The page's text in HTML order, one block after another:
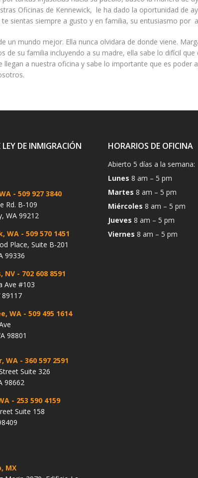
Oficinas de Kennewick, le ha dado la oportunidad de
sientas siempre a gusto y en familia, su entusiasmo por
mundo mejor. Ella nunca olvidara de donde viene.
su familia incluyendo a su madre, ella sabe lo difícil
a nuestra oficina y sabe lo importante que es poder
LEY DE INMIGRACIÓN
- 509 927 3840
Rd. B-109
WA 99212
WA - 509 570 1451
Place, Suite B-201
99336
NV - 702 608 8591
Ave #103
89117
WA - 509 495 1614
98801
WA - 360 597 2591
Suite 326
98662
- 253 590 4159
Suite 158
MX
HORARIOS DE OFICINA
Abierto 5 días a la semana:
Lunes 8 am – 5 pm
Martes 8 am – 5 pm
Miércoles 8 am – 5 pm
Jueves 8 am – 5 pm
Viernes 8 am – 5 pm